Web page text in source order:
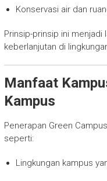
Konservasi air dan
Prinsip-prinsip ini menjadi
keberlanjutan di
Manfaat
Kampus
Penerapan Green
seperti:
Lingkungan kampus